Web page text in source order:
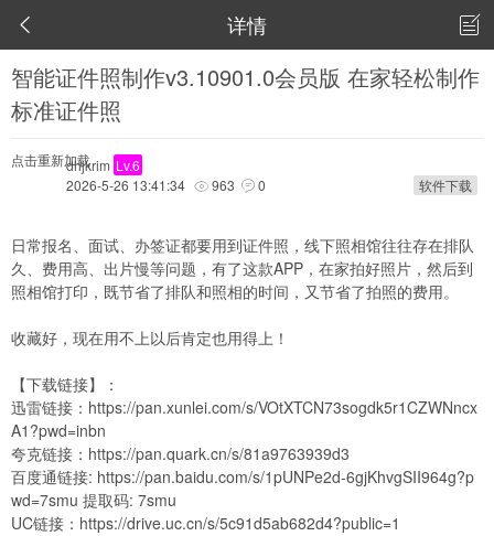
 详情 
智能证件照制作v3.10901.0会员版 在家轻松制作
标准证件照
点击重新加载
dhjkrim Lv.6
2026-5-26 13:41:34  963  0 软件下载
日常报名、面试、办签证都要用到证件照，线下照相馆往往存在排队
久、费用高、出片慢等问题，有了这款APP，在家拍好照片，然后到
照相馆打印，既节省了排队和照相的时间，又节省了拍照的费用。
收藏好，现在用不上以后肯定也用得上！
【下载链接】：
迅雷链接： https://pan.xunlei.com/s/VOtXTCN73sogdk5r1CZWNncx
A1?pwd=inbn
夸克链接： https://pan.quark.cn/s/81a9763939d3
百度通链接: https://pan.baidu.com/s/1pUNPe2d-6gjKhvgSII964g?p
wd=7smu 提取码: 7smu
UC链接： https://drive.uc.cn/s/5c91d5ab682d4?public=1